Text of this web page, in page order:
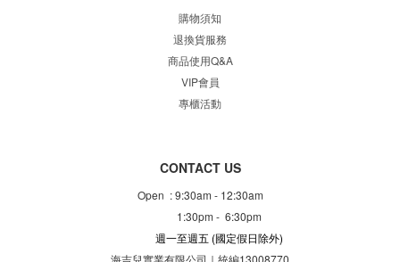
購物須知
退換貨服務
商品使用Q&A
VIP會員
專櫃活動
CONTACT US
Open : 9:30am - 12:30am
1:30pm - 6:30pm
週一至週五 (國定假日除外)
海吉兒實業有限公司｜統編13008770